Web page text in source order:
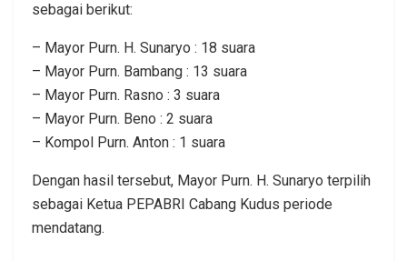
sebagai berikut:
– Mayor Purn. H. Sunaryo : 18 suara
– Mayor Purn. Bambang : 13 suara
– Mayor Purn. Rasno : 3 suara
– Mayor Purn. Beno : 2 suara
– Kompol Purn. Anton : 1 suara
Dengan hasil tersebut, Mayor Purn. H. Sunaryo terpilih
sebagai Ketua PEPABRI Cabang Kudus periode
mendatang.